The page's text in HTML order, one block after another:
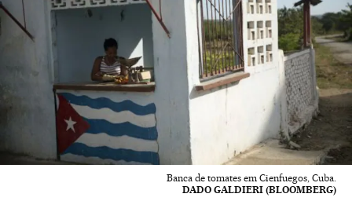
Banca de tomates em Cienfuegos, Cuba.
DADO GALDIERI (BLOOMBERG)